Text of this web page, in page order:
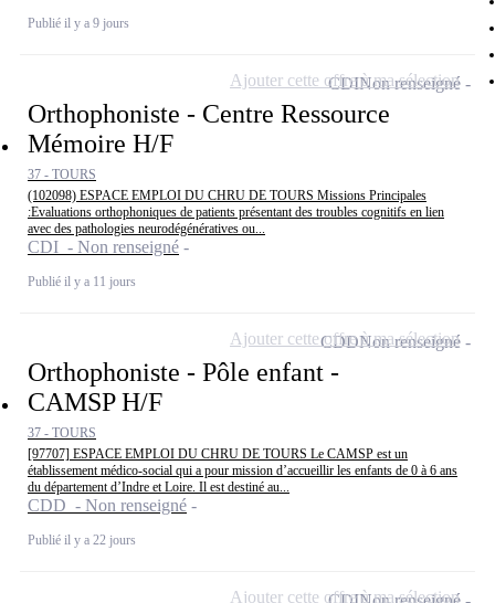
Publié il y a 9 jours
Orthophoniste - Centre Ressource
Mémoire H/F
37 - TOURS
(102098) ESPACE EMPLOI DU CHRU DE TOURS Missions Principales
:Evaluations orthophoniques de patients présentant des troubles cognitifs en lien
avec des pathologies neurodégénératives ou...
CDI - Non renseigné
Publié il y a 11 jours
CDINon renseigné
Ajouter cette offre à ma sélection
Orthophoniste - Pôle enfant -
CAMSP H/F
37 - TOURS
[97707] ESPACE EMPLOI DU CHRU DE TOURS Le CAMSP est un
établissement médico-social qui a pour mission d’accueillir les enfants de 0 à 6 ans
du département d’Indre et Loire. Il est destiné au...
CDD - Non renseigné
Publié il y a 22 jours
CDDNon renseigné
Ajouter cette offre à ma sélection
Ajouter cette offre à ma sélection